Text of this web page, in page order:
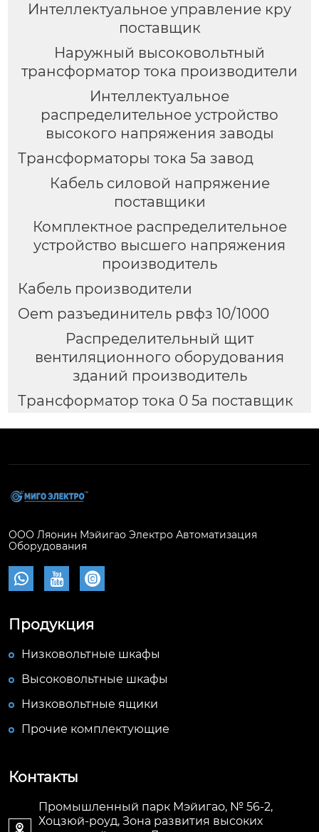
Интеллектуальное управление кру
поставщик
Наружный высоковольтный
трансформатор тока производители
Интеллектуальное
распределительное устройство
высокого напряжения заводы
Трансформаторы тока 5а завод
Кабель силовой напряжение
поставщики
Комплектное распределительное
устройство высшего напряжения
производитель
Кабель производители
Oem разъединитель рвфз 10/1000
Распределительный щит
вентиляционного оборудования
зданий производитель
Трансформатор тока 0 5а поставщик
ООО Ляонин Мэйигао Электро Автоматизация
Оборудования
  
Продукция
Низковольтные шкафы
Высоковольтные шкафы
Низковольтные ящики
Прочие комплектующие
Контакты

Промышленный парк Мэйигао, № 56-2,
Хоцзюй-роуд, Зона развития высоких